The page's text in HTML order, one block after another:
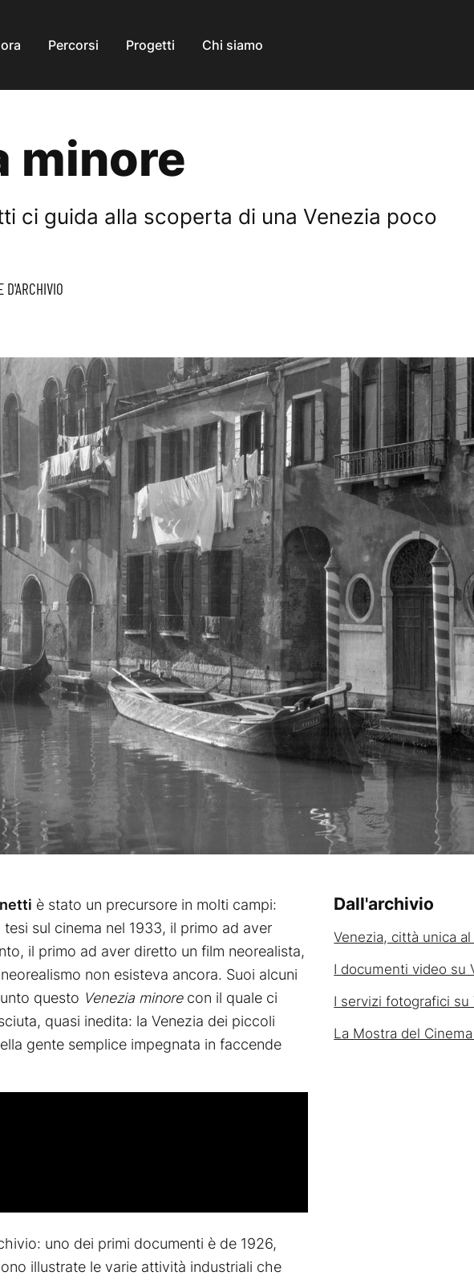
Percorsi Progetti Chi siamo
minore
ci guida alla scoperta di una Venezia poco
D'ARCHIVIO
è stato un precursore in molti campi:
sul cinema nel 1933, il primo ad aver
il primo ad aver diretto un film neorealista,
non esisteva ancora. Suoi alcuni
questo Venezia minorecon il quale ci
quasi inedita: la Venezia dei piccoli
gente semplice impegnata in faccende
uno dei primi documenti è de 1926,
illustrate le varie attività industriali che
Dall'archivio
Venezia, città unica
I documenti video su
I servizi fotografici su
La Mostra del